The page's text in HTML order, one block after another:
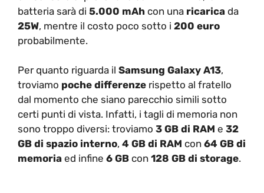
batteria sarà di 5.000 mAh con una ricarica da
25W, mentre il costo poco sotto i 200 euro
probabilmente.
Per quanto riguarda il Samsung Galaxy A13,
troviamo poche differenze rispetto al fratello
dal momento che siano parecchio simili sotto
certi punti di vista. Infatti, i tagli di memoria non
sono troppo diversi: troviamo 3 GB di RAM e 32
GB di spazio interno, 4 GB di RAM con 64 GB di
memoria ed infine 6 GB con 128 GB di storage.